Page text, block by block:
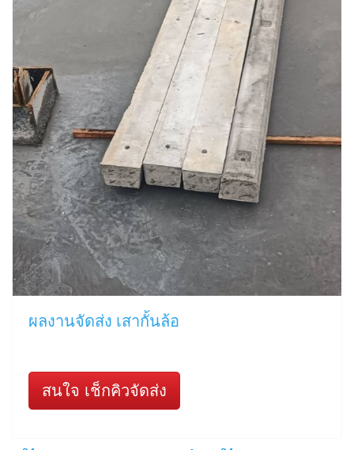
ผลงานจัดส่ง เสากั้นล้อ
สนใจ เช็กคิวจัดส่ง